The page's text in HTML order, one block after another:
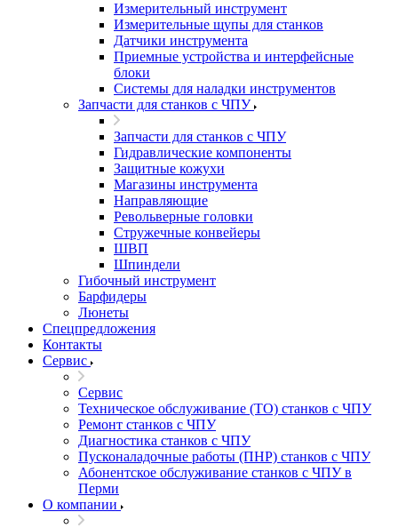
Измерительный инструмент
Измерительные щупы для станков
Датчики инструмента
Приемные устройства и интерфейсные
блоки
Системы для наладки инструментов
Запчасти для станков с ЧПУ
Запчасти для станков с ЧПУ
Гидравлические компоненты
Защитные кожухи
Магазины инструмента
Направляющие
Револьверные головки
Стружечные конвейеры
ШВП
Шпиндели
Гибочный инструмент
Барфидеры
Люнеты
Спецпредложения
Контакты
Сервис
Сервис
Техническое обслуживание (ТО) станков с ЧПУ
Ремонт станков с ЧПУ
Диагностика станков с ЧПУ
Пусконаладочные работы (ПНР) станков с ЧПУ
Абонентское обслуживание станков с ЧПУ в
Перми
О компании